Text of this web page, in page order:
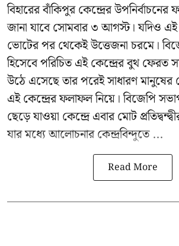
বিহারের বাঁকিপুর কেন্দ্রের
জানা যাবে সোমবার ৩ আগস্ট। যদিও
ভোটের পর থেকেই উত্তেজনা চরমে।
হিসেবে পরিচিত এই কেন্দ্রের বুথ ফেরত
উঠে এসেছে তার পরেই সাধারণ
এই কেন্দ্রের ফলাফল নিয়ে। বিজেপি
ছেড়ে যাওয়া কেন্দ্রে এবার মোট
যার মধ্যে আলোচনার কেন্দ্রবিন্দুতে ...
Read More